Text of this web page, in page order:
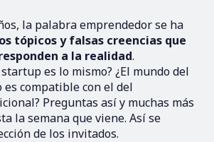
la palabra emprendedor se ha
tópicos y falsas creencias que
a la realidad.
es lo mismo? ¿El mundo del
compatible con el del
Preguntas así y muchas más
la semana que viene. Así se
de los invitados.